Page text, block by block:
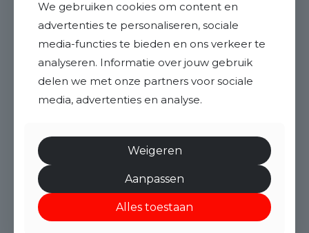
We gebruiken cookies om content en
advertenties te personaliseren, sociale
media-functies te bieden en ons verkeer te
analyseren. Informatie over jouw gebruik
delen we met onze partners voor sociale
media, advertenties en analyse.
Weigeren
Aanpassen
Alles toestaan